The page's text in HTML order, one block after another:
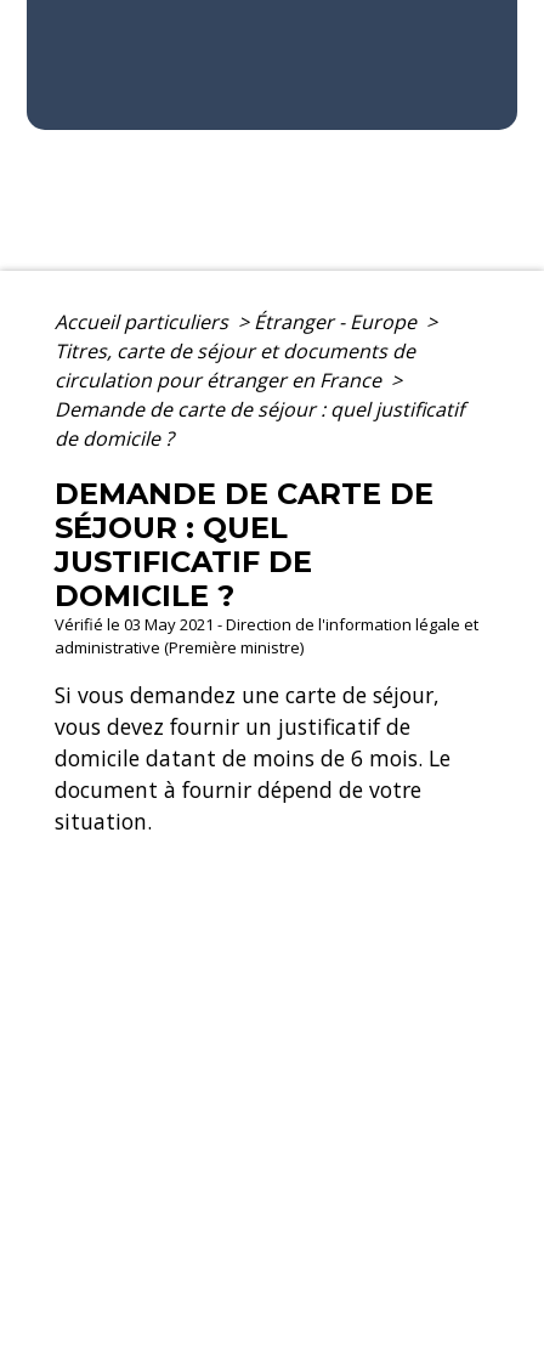
Accueil particuliers > Étranger - Europe >
Titres, carte de séjour et documents de
circulation pour étranger en France >
Demande de carte de séjour : quel justificatif
de domicile ?
DEMANDE DE CARTE DE
SÉJOUR : QUEL
JUSTIFICATIF DE
DOMICILE ?
Vérifié le 03 May 2021 - Direction de l'information légale et
administrative (Première ministre)
Si vous demandez une carte de séjour,
vous devez fournir un justificatif de
domicile datant de moins de 6 mois. Le
document à fournir dépend de votre
situation.